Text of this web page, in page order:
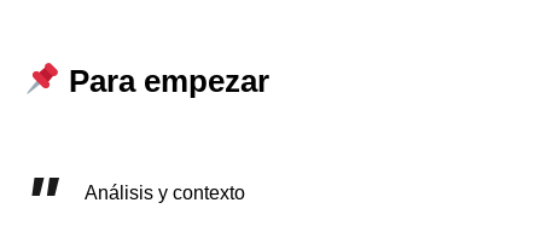
Para empezar
Análisis y contexto